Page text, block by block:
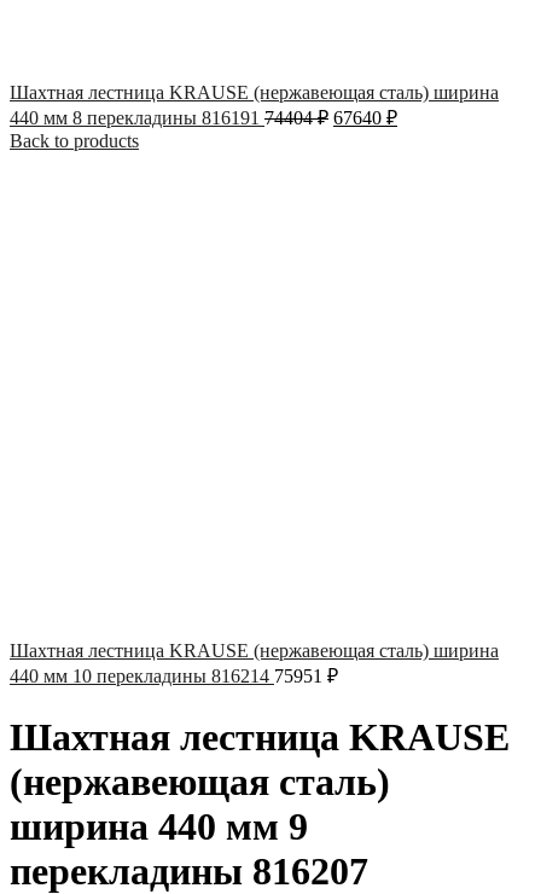
Шахтная лестница KRAUSE (нержавеющая сталь) ширина
440 мм 8 перекладины 816191 74404₽ 67640 ₽
Back to products
Шахтная лестница KRAUSE (нержавеющая сталь) ширина
440 мм 10 перекладины 816214 75951 ₽
Шахтная лестница KRAUSE
(нержавеющая сталь)
ширина 440 мм 9
перекладины 816207